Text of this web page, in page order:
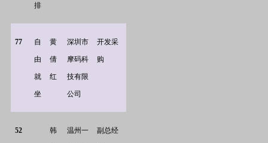
排
77 自
由
就
坐
黄
倩
红
深圳市
摩码科
技有限
公司
开发采
购
52 韩 温州一 副总经